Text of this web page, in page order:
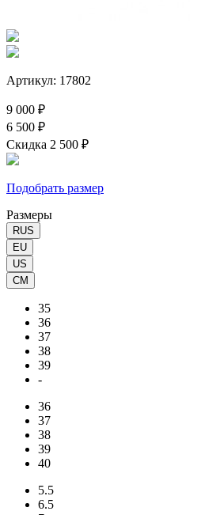
Артикул: 17802
9 000 ₽
6 500 ₽
Скидка 2 500 ₽
Подобрать размер
Размеры
RUS
EU
US
CM
35
36
37
38
39
-
36
37
38
39
40
5.5
6.5